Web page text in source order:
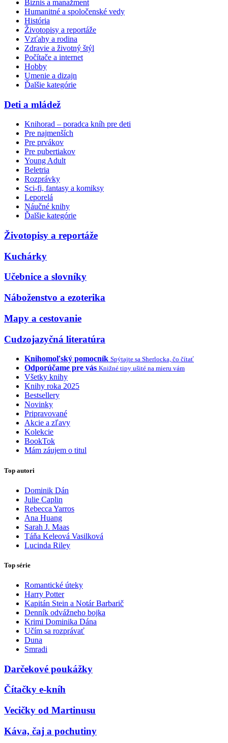
Biznis a manažment
Humanitné a spoločenské vedy
História
Životopisy a reportáže
Vzťahy a rodina
Zdravie a životný štýl
Počítače a internet
Hobby
Umenie a dizajn
Ďalšie kategórie
Deti a mládež
Knihorad – poradca kníh pre deti
Pre najmenších
Pre prvákov
Pre pubertiakov
Young Adult
Beletria
Rozprávky
Sci-fi, fantasy a komiksy
Leporelá
Náučné knihy
Ďalšie kategórie
Životopisy a reportáže
Kuchárky
Učebnice a slovníky
Náboženstvo a ezoterika
Mapy a cestovanie
Cudzojazyčná literatúra
Knihomoľský pomocník Spýtajte sa Sherlocka, čo čítať
Odporúčame pre vás Knižné tipy ušité na mieru vám
Všetky knihy
Knihy roka 2025
Bestsellery
Novinky
Pripravované
Akcie a zľavy
Kolekcie
BookTok
Mám záujem o titul
Top autori
Dominik Dán
Julie Caplin
Rebecca Yarros
Ana Huang
Sarah J. Maas
Táňa Keleová Vasilková
Lucinda Riley
Top série
Romantické úteky
Harry Potter
Kapitán Stein a Notár Barbarič
Denník odvážneho bojka
Krimi Dominika Dána
Učím sa rozprávať
Duna
Smradi
Darčekové poukážky
Čítačky e-kníh
Vecičky od Martinusu
Káva, čaj a pochutiny